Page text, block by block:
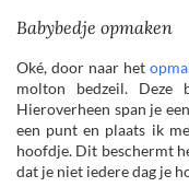
Babybedje opmaken
Oké, door naar het
molton bedzeil. Deze
Hieroverheen span je
een punt en plaats ik
hoofdje. Dit beschermt
dat je niet iedere dag je